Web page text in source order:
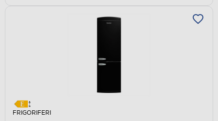
FRIGORIFERI